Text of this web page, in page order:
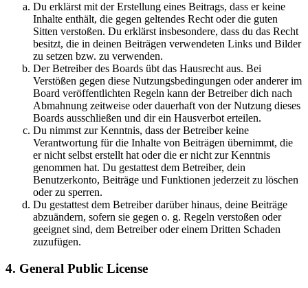
Du erklärst mit der Erstellung eines Beitrags, dass er keine
Inhalte enthält, die gegen geltendes Recht oder die guten
Sitten verstoßen. Du erklärst insbesondere, dass du das Recht
besitzt, die in deinen Beiträgen verwendeten Links und Bilder
zu setzen bzw. zu verwenden.
Der Betreiber des Boards übt das Hausrecht aus. Bei
Verstößen gegen diese Nutzungsbedingungen oder anderer im
Board veröffentlichten Regeln kann der Betreiber dich nach
Abmahnung zeitweise oder dauerhaft von der Nutzung dieses
Boards ausschließen und dir ein Hausverbot erteilen.
Du nimmst zur Kenntnis, dass der Betreiber keine
Verantwortung für die Inhalte von Beiträgen übernimmt, die
er nicht selbst erstellt hat oder die er nicht zur Kenntnis
genommen hat. Du gestattest dem Betreiber, dein
Benutzerkonto, Beiträge und Funktionen jederzeit zu löschen
oder zu sperren.
Du gestattest dem Betreiber darüber hinaus, deine Beiträge
abzuändern, sofern sie gegen o. g. Regeln verstoßen oder
geeignet sind, dem Betreiber oder einem Dritten Schaden
zuzufügen.
4. General Public License